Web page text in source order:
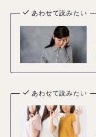
あわせて読みたい
あわせて読みたい